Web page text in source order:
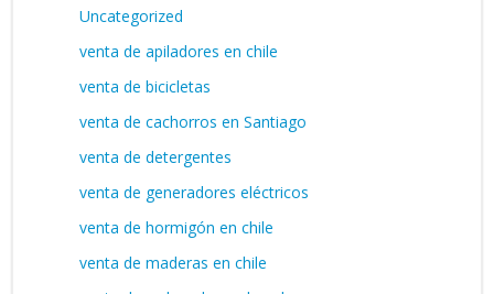
Uncategorized
venta de apiladores en chile
venta de bicicletas
venta de cachorros en Santiago
venta de detergentes
venta de generadores eléctricos
venta de hormigón en chile
venta de maderas en chile